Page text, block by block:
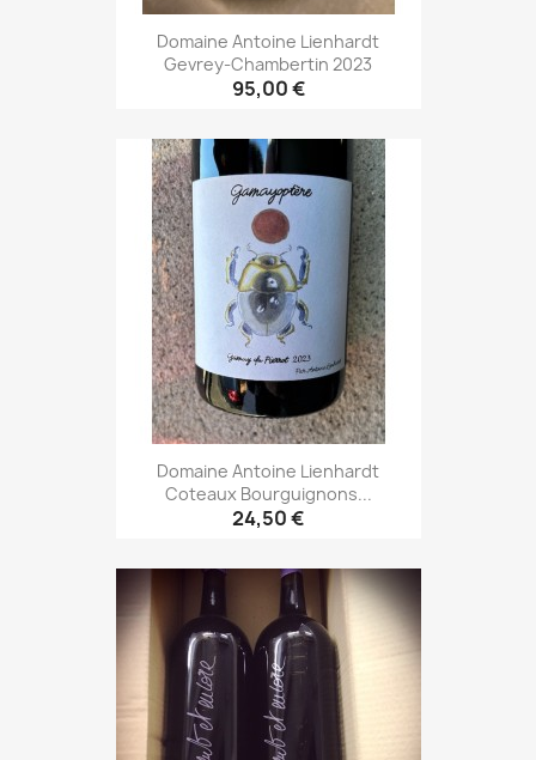
Domaine Antoine Lienhardt
Gevrey-Chambertin 2023
95,00 €
Domaine Antoine Lienhardt
Coteaux Bourguignons...
24,50 €